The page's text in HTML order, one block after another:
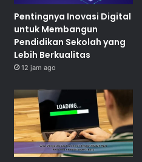
Pentingnya Inovasi Digital
untuk Membangun
Pendidikan Sekolah yang
Lebih Berkualitas
12 jam ago